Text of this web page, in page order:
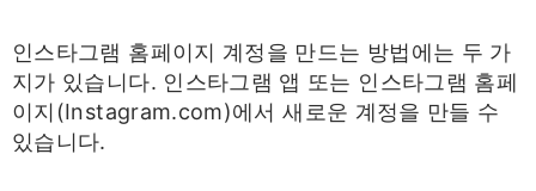
인스타그램 홈페이지 계정을 만드는 방법에는 두 가
지가 있습니다. 인스타그램 앱 또는 인스타그램 홈페
이지(Instagram.com)에서 새로운 계정을 만들 수
있습니다.